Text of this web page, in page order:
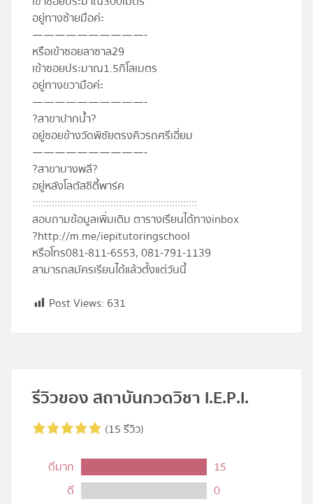
อยู่ทางซ้ายมือค่ะ
——————————-
หรือเข้าซอยลาซาล29
เข้าซอยประมาณ1.5กิโลเมตร
อยู่ทางขวามือค่ะ
——————————-
?สาขาปากน้ำ?
อยู่ซอยข้างวัดพิชัยตรงคิวรถศรีเอี่ยม
——————————-
?สาขาบางพลี?
อยู่หลังโลตัสซิตี้พาร์ค
:::::::::::::::::::::::::::::::::::::::::::::::::::::::::::
สอบถามข้อมูลเพิ่มเติม ตารางเรียนได้ทางinbox
?http://m.me/iepitutoringschool
หรือโทร081-811-6553, 081-791-1139
สามารถสมัครเรียนได้แล้วตั้งแต่วันนี้
Post Views: 631
รีวิวของ สถาบันกวดวิชา I.E.P.I.
(15 รีวิว)
ดีมาก
15
ดี
0